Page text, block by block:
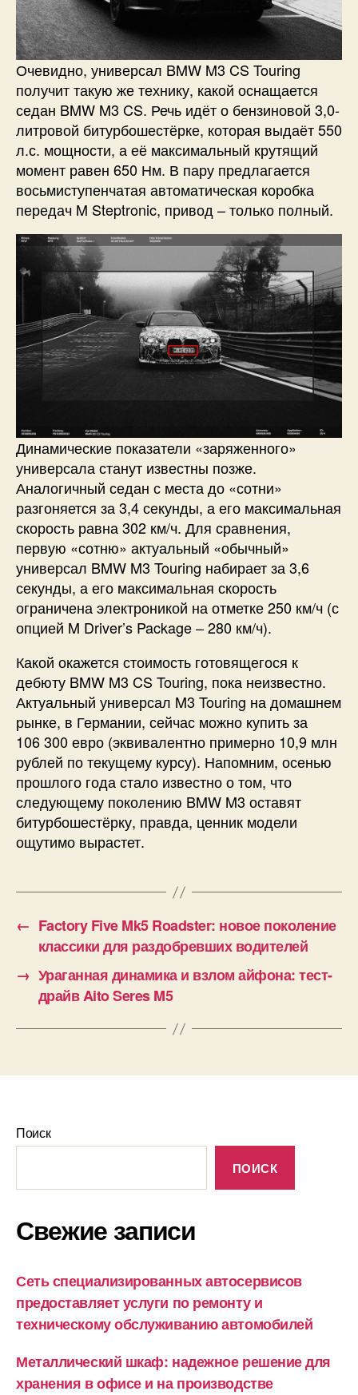
Очевидно, универсал BMW M3 CS Touring
получит такую же технику, какой оснащается
седан BMW M3 CS. Речь идёт о бензиновой 3,0-
литровой битурбошестёрке, которая выдаёт 550
л.с. мощности, а её максимальный крутящий
момент равен 650 Нм. В пару предлагается
восьмиступенчатая автоматическая коробка
передач M Steptronic, привод – только полный.
Динамические показатели «заряженного»
универсала станут известны позже.
Аналогичный седан с места до «сотни»
разгоняется за 3,4 секунды, а его максимальная
скорость равна 302 км/ч. Для сравнения,
первую «сотню» актуальный «обычный»
универсал BMW M3 Touring набирает за 3,6
секунды, а его максимальная скорость
ограничена электроникой на отметке 250 км/ч (с
опцией M Driver’s Package – 280 км/ч).
Какой окажется стоимость готовящегося к
дебюту BMW M3 CS Touring, пока неизвестно.
Актуальный универсал M3 Touring на домашнем
рынке, в Германии, сейчас можно купить за
106 300 евро (эквивалентно примерно 10,9 млн
рублей по текущему курсу). Напомним, осенью
прошлого года стало известно о том, что
следующему поколению BMW M3 оставят
битурбошестёрку, правда, ценник модели
ощутимо вырастет.
← Factory Five Mk5 Roadster: новое поколение
классики для раздобревших водителей
→ Ураганная динамика и взлом айфона: тест-
драйв Aito Seres M5
Поиск
ПОИСК
Свежие записи
Сеть специализированных автосервисов
предоставляет услуги по ремонту и
техническому обслуживанию автомобилей
Металлический шкаф: надежное решение для
хранения в офисе и на производстве